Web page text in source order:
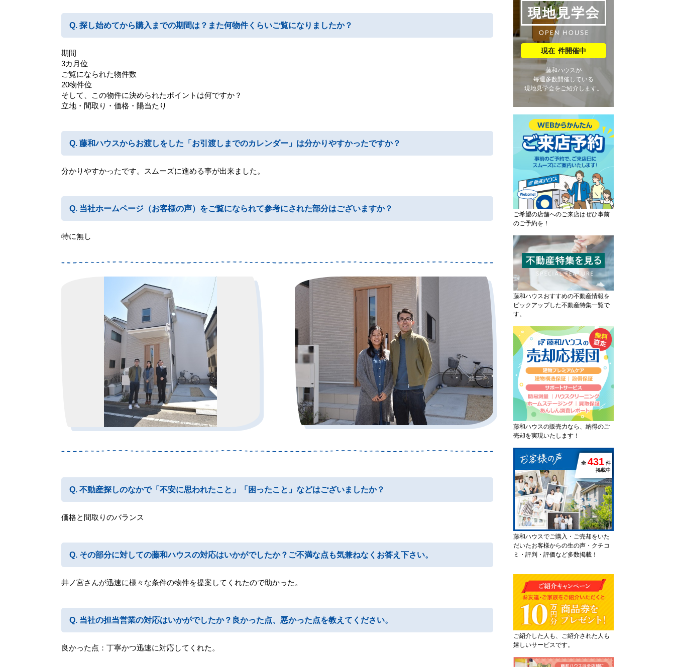
探し始めてから購入までの期間は？また何物件くらいご覧になりましたか？
期間
3カ月位
ご覧になられた物件数
20物件位
そして、この物件に決められたポイントは何ですか？
立地・間取り・価格・陽当たり
藤和ハウスからお渡しをした「お引渡しまでのカレンダー」は分かりやすかったですか？
分かりやすかったです。スムーズに進める事が出来ました。
当社ホームページ（お客様の声）をご覧になられて参考にされた部分はございますか？
特に無し
不動産探しのなかで「不安に思われたこと」「困ったこと」などはございましたか？
価格と間取りのバランス
その部分に対しての藤和ハウスの対応はいかがでしたか？ご不満な点も気兼ねなくお答え下さい。
井ノ宮さんが迅速に様々な条件の物件を提案してくれたので助かった。
当社の担当営業の対応はいかがでしたか？良かった点、悪かった点を教えてください。
良かった点：丁寧かつ迅速に対応してくれた。
件開催中
藤和ハウスが
毎週多数開催している
現地見学会をご紹介します。
ご希望の店舗へのご来店はぜひ事前
のご予約を！
藤和ハウスおすすめの不動産情報を
ピックアップした不動産特集一覧で
す。
藤和ハウスの販売力なら、納得のご
売却を実現いたします！
全 431 件
掲載中
藤和ハウスでご購入・ご売却をいた
だいたお客様からの生の声・クチコ
ミ・評判・評価など多数掲載！
ご紹介した人も、ご紹介された人も
嬉しいサービスです。